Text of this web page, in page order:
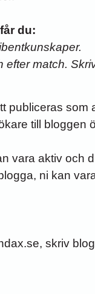
du:
efter match.
publiceras som
till bloggen
vara aktiv och
ni kan
skriv